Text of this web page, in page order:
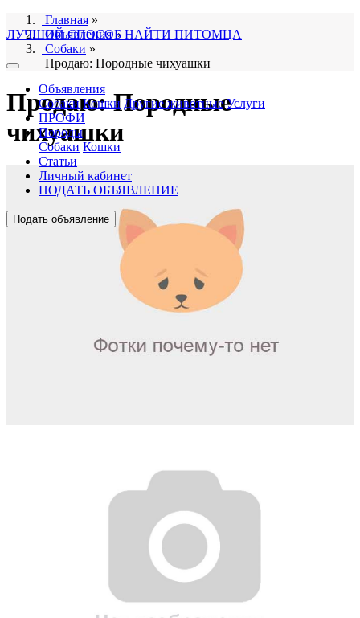
ЛУЧШИЙ СПОСОБ НАЙТИ ПИТОМЦА
Объявления
Собаки Кошки Другие животные Услуги
ПРОФИ
Породы
Собаки Кошки
Статьи
Личный кабинет
ПОДАТЬ ОБЪЯВЛЕНИЕ
Подать объявление
Главная »
Объявления»
Собаки »
Продаю: Породные чихуашки
Продаю: Породные
чихуашки